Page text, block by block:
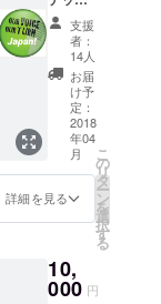
難にぶつか
るため、
このような
事業を立ち
た。
カー、
僕らの
声冊子
を1部を
お届け
しま
す！
支援
者：
14人
お届
け予
定：
2018
年04
月
詳細を見る
こ
の
リ
タ
ー
ン
を
選
択
す
る
10,
000 円